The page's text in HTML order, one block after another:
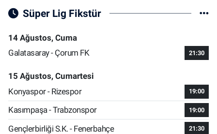
Süper Lig Fikstür
14 Ağustos, Cuma
Galatasaray - Çorum FK
21:30
15 Ağustos, Cumartesi
Konyaspor - Rizespor
19:00
Kasımpaşa - Trabzonspor 19:00
Gençlerbirliği S.K. - Fenerbahçe 21:30